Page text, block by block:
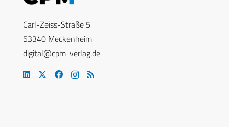
Carl-Zeiss-Straße 5
53340 Meckenheim
digital@cpm-verlag.de